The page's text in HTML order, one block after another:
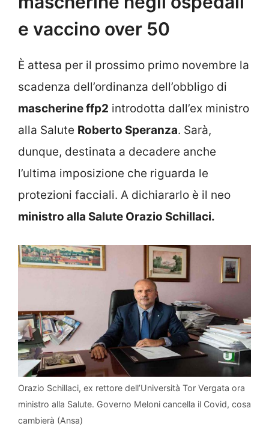
e vaccino over 50
È attesa per il prossimo primo novembre la
scadenza dell’ordinanza dell’obbligo di
mascherine ffp2 introdotta dall’ex ministro
alla Salute Roberto Speranza. Sarà,
dunque, destinata a decadere anche
l’ultima imposizione che riguarda le
protezioni facciali. A dichiararlo è il neo
ministro alla Salute Orazio Schillaci.
Orazio Schillaci, ex rettore dell’Università Tor Vergata ora
ministro alla Salute. Governo Meloni cancella il Covid, cosa
cambierà (Ansa)